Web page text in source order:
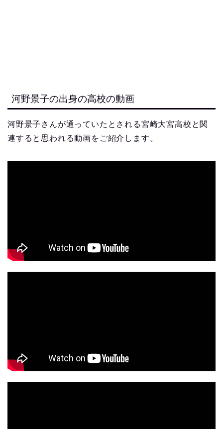
河野景子の出身の高校の動画
河野景子さんが通っていたとされる宮崎大宮高校と関
連すると思われる動画をご紹介します。